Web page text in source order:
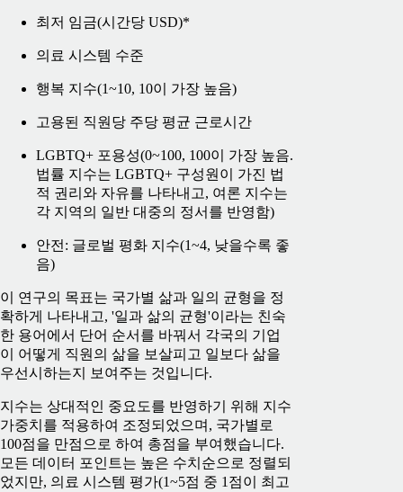
최저 임금(시간당 USD)*
의료 시스템 수준
행복 지수(1~10, 10이 가장 높음)
고용된 직원당 주당 평균 근로시간
LGBTQ+ 포용성(0~100, 100이 가장 높음.
법률 지수는 LGBTQ+ 구성원이 가진 법
적 권리와 자유를 나타내고, 여론 지수는
각 지역의 일반 대중의 정서를 반영함)
안전: 글로벌 평화 지수(1~4, 낮을수록 좋
음)
이 연구의 목표는 국가별 삶과 일의 균형을 정
확하게 나타내고, '일과 삶의 균형'이라는 친숙
한 용어에서 단어 순서를 바꿔서 각국의 기업
이 어떻게 직원의 삶을 보살피고 일보다 삶을
우선시하는지 보여주는 것입니다.
지수는 상대적인 중요도를 반영하기 위해 지수
가중치를 적용하여 조정되었으며, 국가별로
100점을 만점으로 하여 총점을 부여했습니다.
모든 데이터 포인트는 높은 수치순으로 정렬되
었지만, 의료 시스템 평가(1~5점 중 1점이 최고